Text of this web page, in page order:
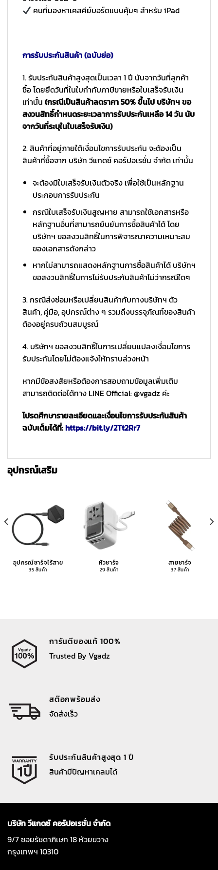
คนที่มองหาเคสคีย์บอร์ดแบบคุ้มๆ สำหรับ iPad
การรับประกันสินค้า (ฉบับย่อ)
1. รับประกันสินค้าสูงสุดเป็นเวลา 1 ปี นับจากวันที่ลูกค้า
ซื้อ โดยยึดวันที่ในใบกำกับภาษีขายหรือใบเสร็จรับเงิน
เท่านั้น (กรณีเป็นสินค้าลดราคา 50% ขึ้นไป บริษัทฯ ขอ
สงวนสิทธิ์กำหนดระยะเวลาการรับประกันเหลือ 14 วัน นับ
จากวันที่ระบุในใบเสร็จรับเงิน)
2. สินค้าที่อยู่ภายใต้เงื่อนไขการรับประกัน จะต้องเป็น
สินค้าที่ซื้อจาก บริษัท วีแกดซ์ คอร์ปอเรชั่น จำกัด เท่านั้น
จะต้องมีใบเสร็จรับเงินตัวจริง เพื่อใช้เป็นหลักฐาน
ประกอบการรับประกัน
กรณีใบเสร็จรับเงินสูญหาย สามารถใช้เอกสารหรือ
หลักฐานอื่นที่สามารถยืนยันการซื้อสินค้าได้ โดย
บริษัทฯ ขอสงวนสิทธิ์ในการพิจารณาความเหมาะสม
ของเอกสารดังกล่าว
หากไม่สามารถแสดงหลักฐานการซื้อสินค้าได้ บริษัทฯ
ขอสงวนสิทธิ์ในการไม่รับประกันสินค้าไม่ว่ากรณีใดๆ
3. กรณีส่งซ่อมหรือเปลี่ยนสินค้ากับทางบริษัทฯ ตัว
สินค้า, คู่มือ, อุปกรณ์ต่าง ๆ รวมถึงบรรจุภัณฑ์ของสินค้า
ต้องอยู่ครบถ้วนสมบูรณ์
4. บริษัทฯ ขอสงวนสิทธิ์ในการเปลี่ยนแปลงเงื่อนไขการ
รับประกันโดยไม่ต้องแจ้งให้ทราบล่วงหน้า
หากมีข้อสงสัยหรือต้องการสอบถามข้อมูลเพิ่มเติม
สามารถติดต่อได้ทาง LINE Official: @vgadz ค่ะ
โปรดศึกษารายละเอียดและเงื่อนไขการรับประกันสินค้า
ฉบับเต็มได้ที่:https://bit.ly/2Tt2Rr7
อุปกรณ์เสริม
อุปกรณ์ชาร์จไร้สาย
35 สินค้า
หัวชาร์จ
29 สินค้า
สายชาร์จ
37 สินค้า
การันตีของแท้ 100%
Trusted By Vgadz
สต๊อกพร้อมส่ง
จัดส่งเร็ว
รับประกันสินค้าสูงสุด 1 ปี
สินค้ามีปัญหาเคลมได้
บริษัท วีแกดซ์ คอร์ปอเรชั่น จำกัด
9/7 ซอยรัชดาภิเษก 18 ห้วยขวาง
กรุงเทพฯ 10310